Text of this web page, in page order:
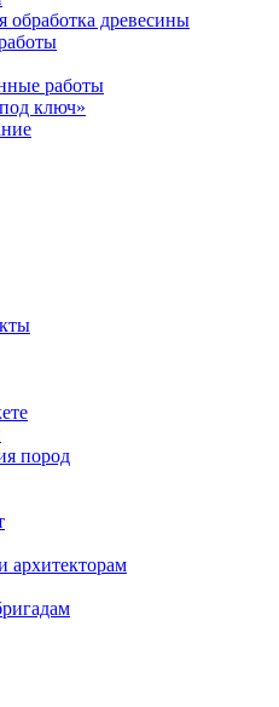
обработка древесины
работы
ключ»
пород
архитекторам